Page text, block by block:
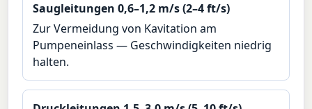
Saugleitungen 0,6–1,2 m/s (2–4 ft/s)
Zur Vermeidung von Kavitation am
Pumpeneinlass — Geschwindigkeiten niedrig
halten.